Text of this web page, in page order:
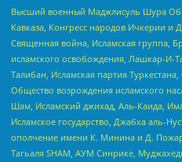
Высший военный Маджлисуль Шура
Кавказа, Конгресс народов Ичкерии и
Священная война, Исламская группа,
исламского освобождения, Лашкар-И-
Талибан, Исламская партия
Общество возрождения исламского
Шам, Исламский джихад, Аль-Каида,
Исламское государство, Джабха аль-
ополчение имени К. Минина и Д.
Тагьаля SHAM, АУМ Синрике,